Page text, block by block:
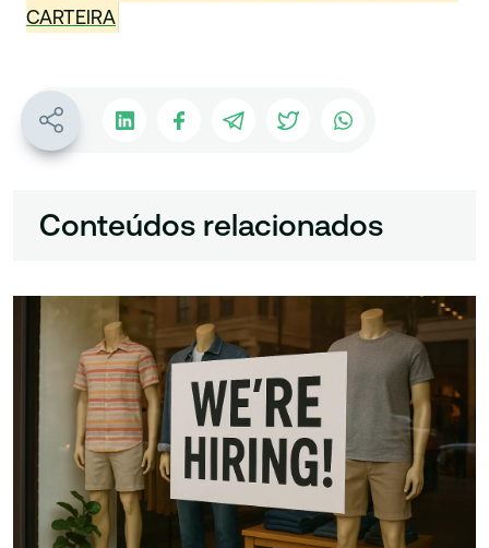
CARTEIRA
Conteúdos relacionados